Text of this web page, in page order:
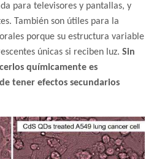
para televisores y pantallas, y
También son útiles para la
porque su estructura variable
únicas si reciben luz. Sin
químicamente es
tener efectos secundarios